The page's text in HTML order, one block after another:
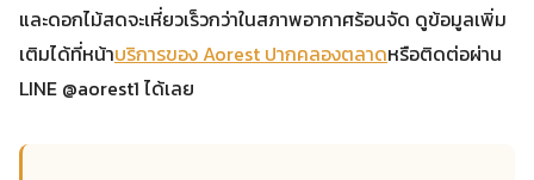
และดอกไม้สดจะเหี่ยวเร็วกว่าในสภาพอากาศร้อนจัด ดูข้อมูลเพิ่ม
เติมได้ที่หน้าบริการของ Aorest ปากคลองตลาดหรือติดต่อผ่าน
LINE @aorest1 ได้เลย